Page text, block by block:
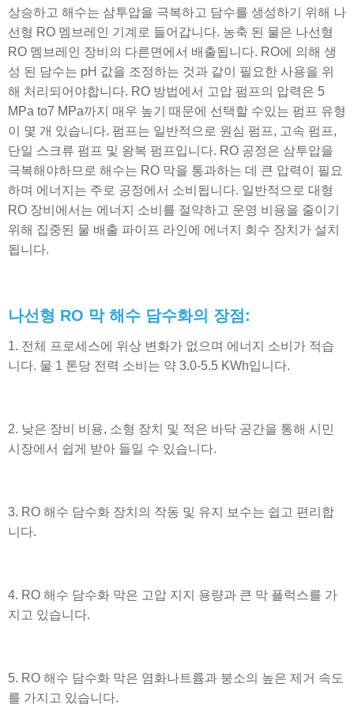
상승하고 해수는 삼투압을 극복하고 담수를 생성하기 위해 나
선형 RO 멤브레인 기계로 들어갑니다. 농축 된 물은 나선형
RO 멤브레인 장비의 다른면에서 배출됩니다. RO에 의해 생
성 된 담수는 pH 값을 조정하는 것과 같이 필요한 사용을 위
해 처리되어야합니다. RO 방법에서 고압 펌프의 압력은 5
MPa to7 MPa까지 매우 높기 때문에 선택할 수있는 펌프 유형
이 몇 개 있습니다. 펌프는 일반적으로 원심 펌프, 고속 펌프,
단일 스크류 펌프 및 왕복 펌프입니다. RO 공정은 삼투압을
극복해야하므로 해수는 RO 막을 통과하는 데 큰 압력이 필요
하며 에너지는 주로 공정에서 소비됩니다. 일반적으로 대형
RO 장비에서는 에너지 소비를 절약하고 운영 비용을 줄이기
위해 집중된 물 배출 파이프 라인에 에너지 회수 장치가 설치
됩니다.
나선형 RO 막 해수 담수화의 장점:
1. 전체 프로세스에 위상 변화가 없으며 에너지 소비가 적습
니다. 물 1 톤당 전력 소비는 약 3.0-5.5 KWh입니다.
2. 낮은 장비 비용, 소형 장치 및 적은 바닥 공간을 통해 시민
시장에서 쉽게 받아 들일 수 있습니다.
3. RO 해수 담수화 장치의 작동 및 유지 보수는 쉽고 편리합
니다.
4. RO 해수 담수화 막은 고압 지지 용량과 큰 막 플럭스를 가
지고 있습니다.
5. RO 해수 담수화 막은 염화나트륨과 붕소의 높은 제거 속도
를 가지고 있습니다.